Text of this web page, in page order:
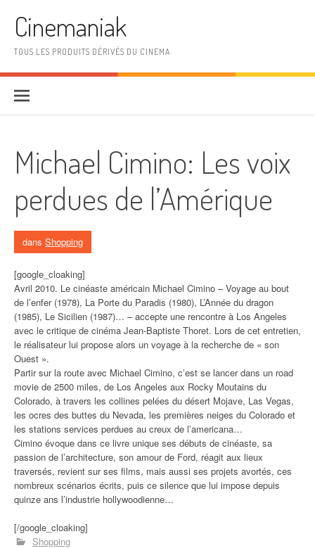
Cinemaniak
TOUS LES PRODUITS DÉRIVÉS DU CINEMA
Michael Cimino: Les voix
perdues de l’Amérique
dans Shopping
[google_cloaking]
Avril 2010. Le cinéaste américain Michael Cimino – Voyage au bout
de l’enfer (1978), La Porte du Paradis (1980), L’Année du dragon
(1985), Le Sicilien (1987)… – accepte une rencontre à Los Angeles
avec le critique de cinéma Jean-Baptiste Thoret. Lors de cet entretien,
le réalisateur lui propose alors un voyage à la recherche de « son
Ouest ».
Partir sur la route avec Michael Cimino, c’est se lancer dans un road
movie de 2500 miles, de Los Angeles aux Rocky Moutains du
Colorado, à travers les collines pelées du désert Mojave, Las Vegas,
les ocres des buttes du Nevada, les premières neiges du Colorado et
les stations services perdues au creux de l’americana…
Cimino évoque dans ce livre unique ses débuts de cinéaste, sa
passion de l’architecture, son amour de Ford, réagit aux lieux
traversés, revient sur ses films, mais aussi ses projets avortés, ces
nombreux scénarios écrits, puis ce silence que lui impose depuis
quinze ans l’industrie hollywoodienne…
[/google_cloaking]
Shopping